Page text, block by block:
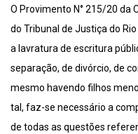
O Provimento N° 215/20 da
do Tribunal de Justiça do
a lavratura de escritura
separação, de divórcio, de
mesmo havendo filhos
tal, faz-se necessário a
de todas as questões